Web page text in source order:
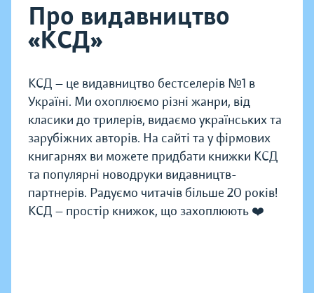
Про видавництво
«КСД»
КСД — це видавництво бестселерів №1 в
Україні. Ми охоплюємо різні жанри, від
класики до трилерів, видаємо українських та
зарубіжних авторів. На сайті та у фірмових
книгарнях ви можете придбати книжки КСД
та популярні новодруки видавництв-
партнерів. Радуємо читачів більше 20 років!
КСД — простір книжок, що захоплюють ❤️